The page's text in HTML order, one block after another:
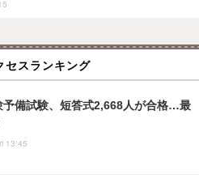
セスランキング
予備試験、短答式2,668人が合格…最
13:45